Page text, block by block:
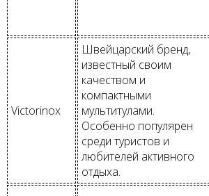
Victorinox
Швейцарский бренд,
известный своим
качеством и
компактными
мультитулами.
Особенно популярен
среди туристов и
любителей активного
отдыха.